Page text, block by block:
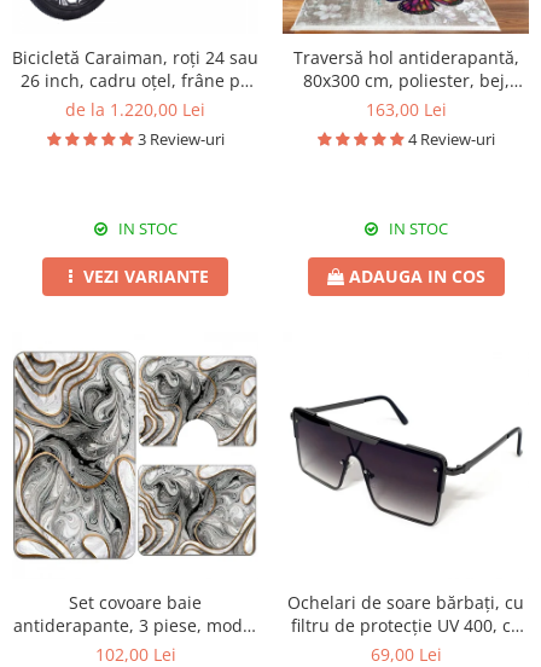
Bicicletă Caraiman, roți 24 sau
26 inch, cadru oțel, frâne pe
disc, roz
de la 1.220,00 Lei
3 Review-uri
IN STOC
VEZI VARIANTE
Traversă hol antiderapantă,
80x300 cm, poliester, bej,
model fluturi
163,00 Lei
4 Review-uri
IN STOC
ADAUGA IN COS
Set covoare baie
antiderapante, 3 piese, model
abstract gri cu accente aurii
102,00 Lei
Ochelari de soare bărbați, cu
filtru de protecție UV 400, cu
toc cadou, OSB18
69,00 Lei